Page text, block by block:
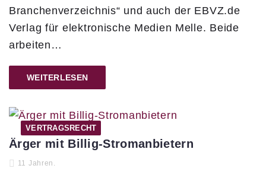
Branchenverzeichnis“ und auch der EBVZ.de
Verlag für elektronische Medien Melle. Beide
arbeiten…
WEITERLESEN
VERTRAGSRECHT
Ärger mit Billig-Stromanbietern
11 Jahren.